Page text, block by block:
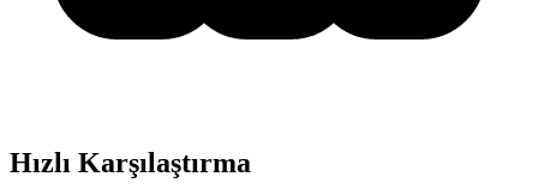
Hızlı Karşılaştırma